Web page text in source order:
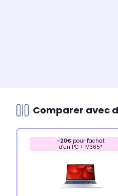
Comparer avec
-20€pour l'achat
d'un PC + M365*